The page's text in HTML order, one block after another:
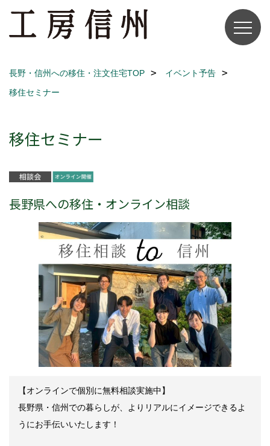
長野・信州への移住・注文住宅TOP
イベント予告
移住セミナー
移住セミナー
長野県への移住・オンライン相談
【オンラインで個別に無料相談実施中】
長野県・信州での暮らしが、よりリアルにイメージできるよ
うにお手伝いいたします！